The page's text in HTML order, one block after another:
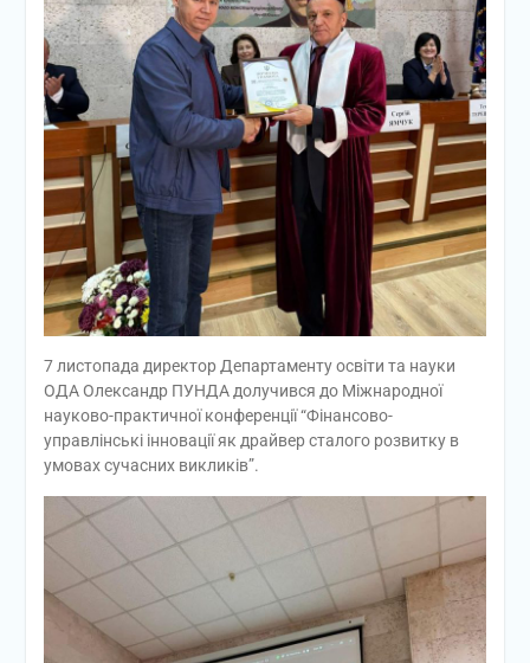
7 листопада директор Департаменту освіти та науки
ОДА Олександр ПУНДА долучився до Міжнародної
науково-практичної конференції “Фінансово-
управлінські інновації як драйвер сталого розвитку в
умовах сучасних викликів”.